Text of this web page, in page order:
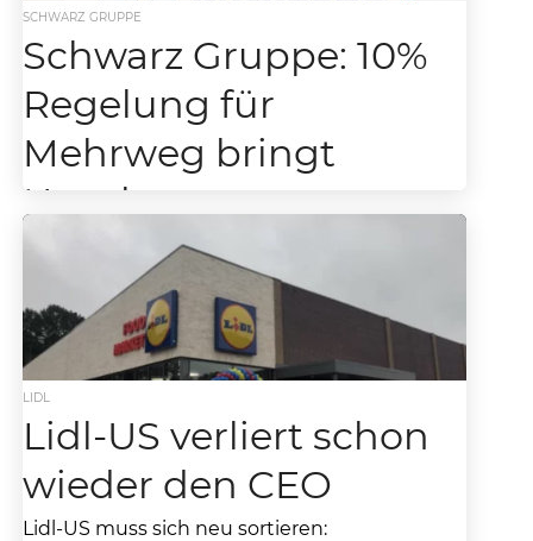
SCHWARZ GRUPPE
Schwarz Gruppe: 10%
Regelung für
Mehrweg bringt
Unruhe
Schwarz-Gruppe mit Lidl & Kaufland plädieren
auf Pools zur Mehrwegverrechnung. Ab dem
Jahr 2030 verpflichtet die EU-
Verpackungsverordnung Händler dazu,
Getränke nicht mehr...
LIDL
Lidl-US verliert schon
wieder den CEO
Lidl-US muss sich neu sortieren: